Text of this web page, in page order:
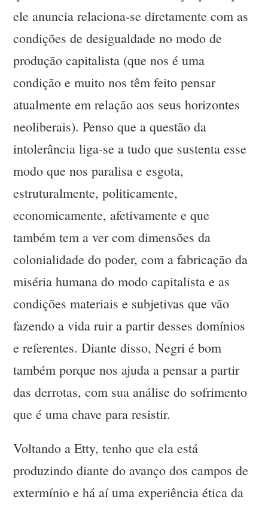
ele anuncia relaciona-se diretamente com as
condições de desigualdade no modo de
produção capitalista (que nos é uma
condição e muito nos têm feito pensar
atualmente em relação aos seus horizontes
neoliberais). Penso que a questão da
intolerância liga-se a tudo que sustenta esse
modo que nos paralisa e esgota,
estruturalmente, politicamente,
economicamente, afetivamente e que
também tem a ver com dimensões da
colonialidade do poder, com a fabricação da
miséria humana do modo capitalista e as
condições materiais e subjetivas que vão
fazendo a vida ruir a partir desses domínios
e referentes. Diante disso, Negri é bom
também porque nos ajuda a pensar a partir
das derrotas, com sua análise do sofrimento
que é uma chave para resistir.
Voltando a Etty, tenho que ela está
produzindo diante do avanço dos campos de
extermínio e há aí uma experiência ética da